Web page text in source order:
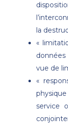
la
«
données
vue de
«
service